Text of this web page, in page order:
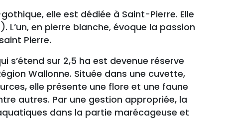
gothique, elle est dédiée à Saint-Pierre. Elle
en pierre blanche, évoque la passion
Pierre.
s’étend sur 2,5 ha est devenue réserve
Wallonne. Située dans une cuvette,
elle présente une flore et une faune
autres. Par une gestion appropriée, la
dans la partie marécageuse et